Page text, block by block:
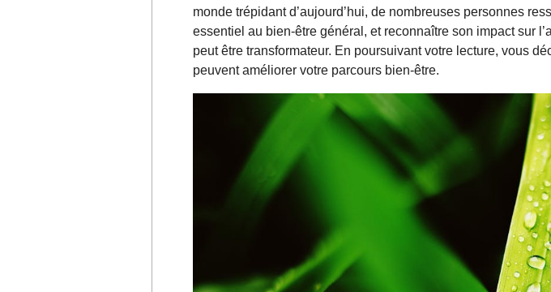
monde trépidant d’aujourd’hui, de nombreuses personnes
essentiel au bien-être général, et reconnaître son impact sur
peut être transformateur. En poursuivant votre lecture, vous
peuvent améliorer votre parcours bien-être.